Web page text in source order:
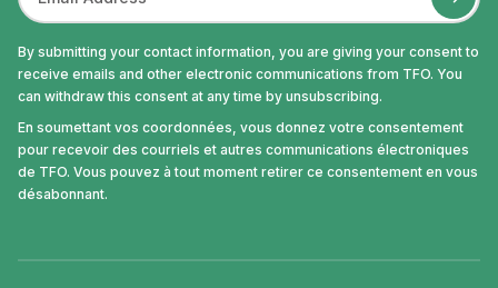
By submitting your contact information, you are giving your consent to
receive emails and other electronic communications from TFO. You
can withdraw this consent at any time by unsubscribing.
En soumettant vos coordonnées, vous donnez votre consentement
pour recevoir des courriels et autres communications électroniques
de TFO. Vous pouvez à tout moment retirer ce consentement en vous
désabonnant.